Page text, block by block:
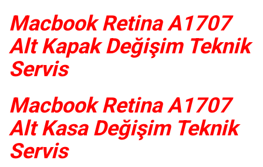
Macbook Retina A1707
Alt Kapak Değişim Teknik
Servis
Macbook Retina A1707
Alt Kasa Değişim Teknik
Servis